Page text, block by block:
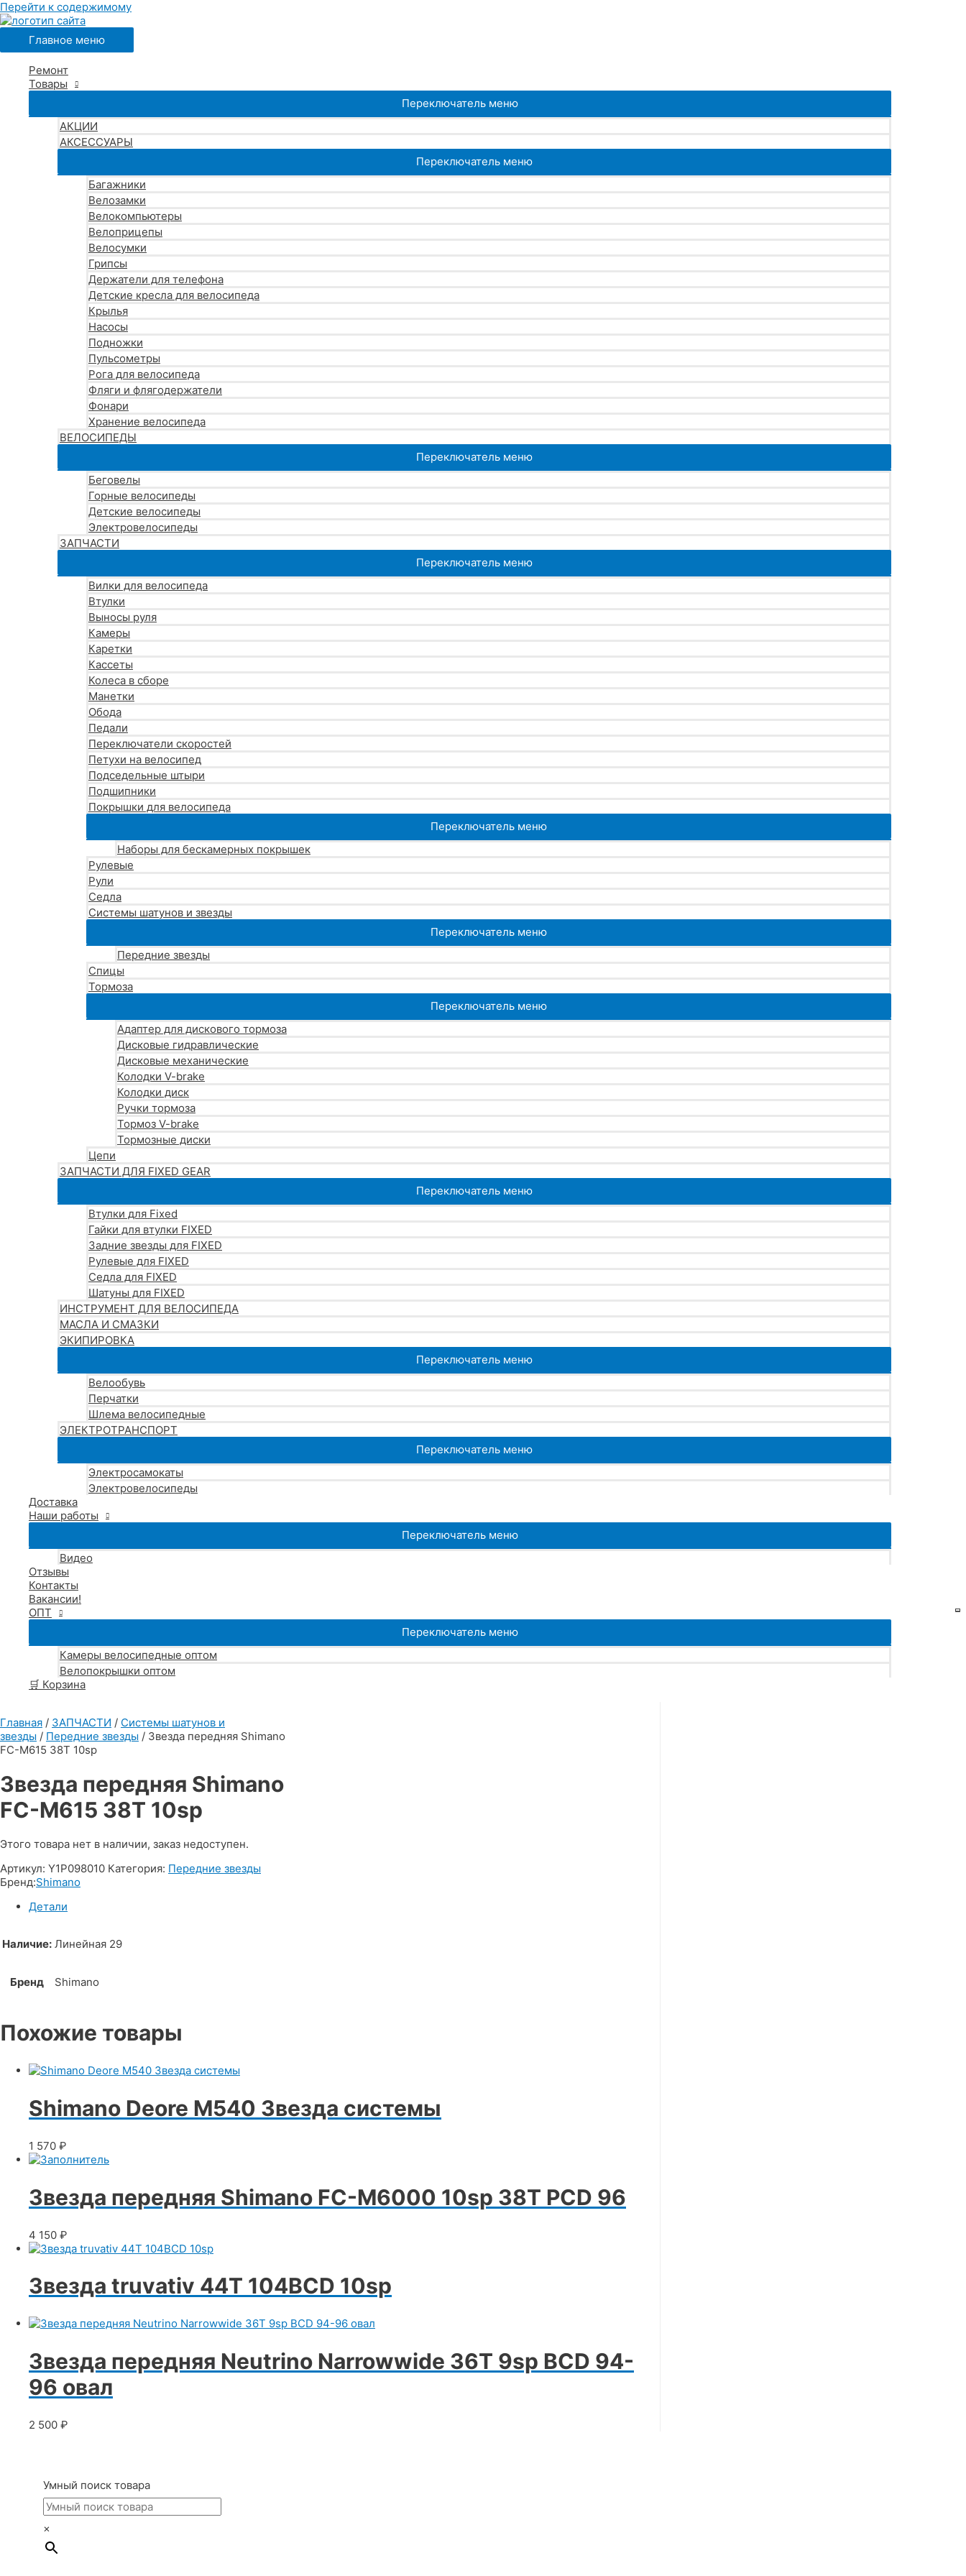
Перейти к содержимому
Главное меню
Ремонт
Товары
Переключатель меню
АКЦИИ
АКСЕССУАРЫ
Переключатель меню
Багажники
Велозамки
Велокомпьютеры
Велоприцепы
Велосумки
Грипсы
Держатели для телефона
Детские кресла для велосипеда
Крылья
Насосы
Подножки
Пульсометры
Рога для велосипеда
Фляги и флягодержатели
Фонари
Хранение велосипеда
ВЕЛОСИПЕДЫ
Переключатель меню
Беговелы
Горные велосипеды
Детские велосипеды
Электровелосипеды
ЗАПЧАСТИ
Переключатель меню
Вилки для велосипеда
Втулки
Выносы руля
Камеры
Каретки
Кассеты
Колеса в сборе
Манетки
Обода
Педали
Переключатели скоростей
Петухи на велосипед
Подседельные штыри
Подшипники
Покрышки для велосипеда
Переключатель меню
Наборы для бескамерных покрышек
Рулевые
Рули
Седла
Системы шатунов и звезды
Переключатель меню
Передние звезды
Спицы
Тормоза
Переключатель меню
Адаптер для дискового тормоза
Дисковые гидравлические
Дисковые механические
Колодки V-brake
Колодки диск
Ручки тормоза
Тормоз V-brake
Тормозные диски
Цепи
ЗАПЧАСТИ ДЛЯ FIXED GEAR
Переключатель меню
Втулки для Fixed
Гайки для втулки FIXED
Задние звезды для FIXED
Рулевые для FIXED
Седла для FIXED
Шатуны для FIXED
ИНСТРУМЕНТ ДЛЯ ВЕЛОСИПЕДА
МАСЛА И СМАЗКИ
ЭКИПИРОВКА
Переключатель меню
Велообувь
Перчатки
Шлема велосипедные
ЭЛЕКТРОТРАНСПОРТ
Переключатель меню
Электросамокаты
Электровелосипеды
Доставка
Наши работы
Переключатель меню
Видео
Отзывы
Контакты
Вакансии!
ОПТ
Переключатель меню
Камеры велосипедные оптом
Велопокрышки оптом
🛒 Корзина
Главная / ЗАПЧАСТИ / Системы шатунов и
звезды / Передние звезды / Звезда передняя Shimano
FC-M615 38T 10sp
Звезда передняя Shimano
FC-M615 38T 10sp
Этого товара нет в наличии, заказ недоступен.
Артикул: Y1P098010 Категория: Передние звезды
Бренд:Shimano
Детали
Наличие: Линейная 29
Бренд Shimano
Похожие товары
Shimano Deore M540 Звезда cистемы
1 570 ₽
Звезда передняя Shimano FC-M6000 10sp 38T PCD 96
4 150 ₽
Звезда truvativ 44T 104BCD 10sp
Звезда передняя Neutrino Narrowwide 36T 9sp BCD 94-
96 овал
2 500 ₽
Умный поиск товара
×